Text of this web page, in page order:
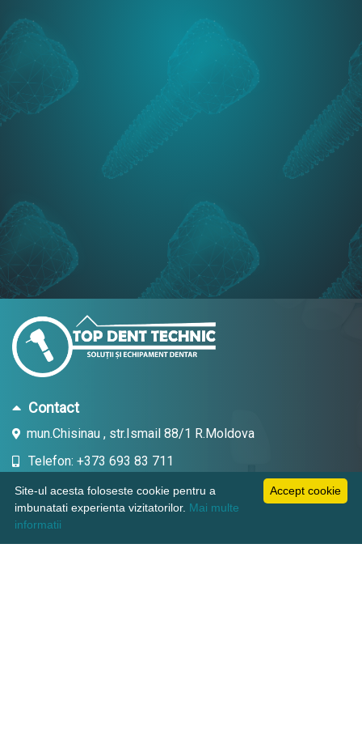
Contact
mun.Chisinau , str.Ismail 88/1 R.Moldova
Telefon: +373 693 83 711
Email: topdent.technic@gmail.com
Accept cookie
Site-ul acesta foloseste cookie pentru a
imbunatati experienta vizitatorilor. Mai multe
informatii